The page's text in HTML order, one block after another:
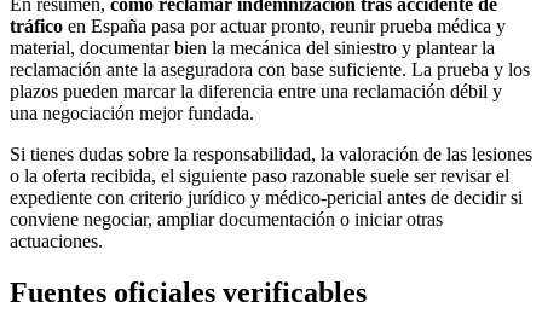
En resumen, cómo reclamar indemnización tras accidente de
tráfico en España pasa por actuar pronto, reunir prueba médica y
material, documentar bien la mecánica del siniestro y plantear la
reclamación ante la aseguradora con base suficiente. La prueba y los
plazos pueden marcar la diferencia entre una reclamación débil y
una negociación mejor fundada.
Si tienes dudas sobre la responsabilidad, la valoración de las lesiones
o la oferta recibida, el siguiente paso razonable suele ser revisar el
expediente con criterio jurídico y médico-pericial antes de decidir si
conviene negociar, ampliar documentación o iniciar otras
actuaciones.
Fuentes oficiales verificables